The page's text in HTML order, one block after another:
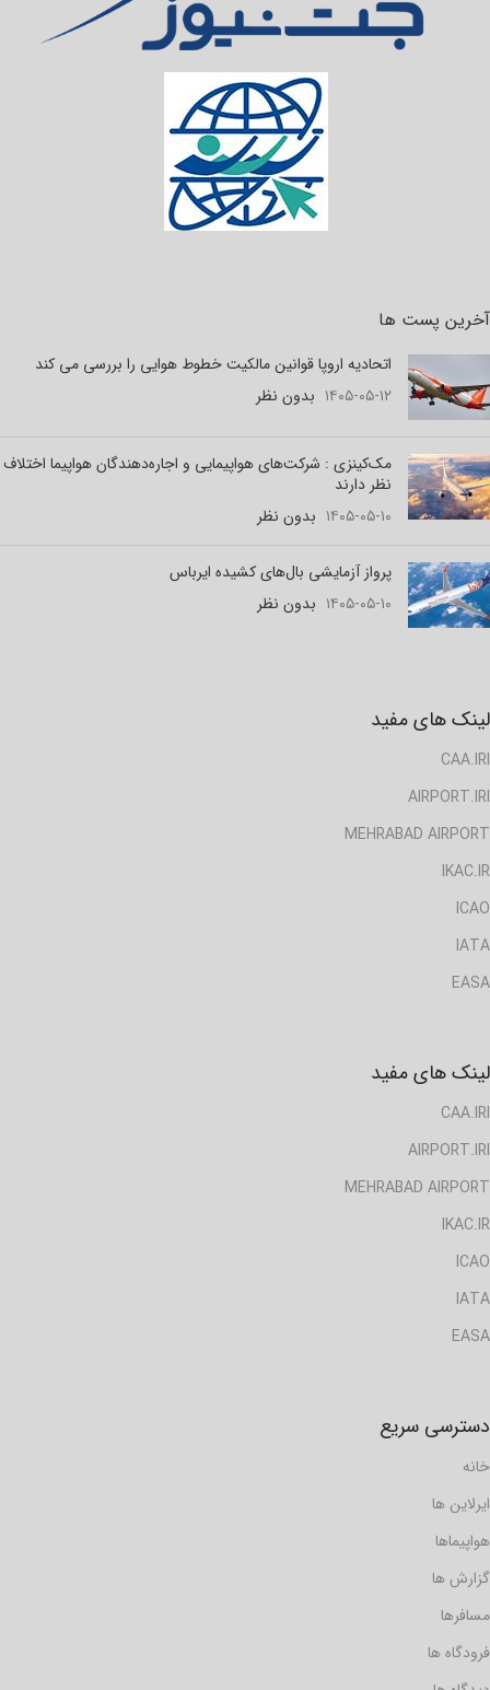
آخرین پست ها
اتحادیه اروپا قوانین مالکیت خطوط هوایی را بررسی می کند
۱۴۰۵-۰۵-۱۲ بدون نظر
مک‌کینزی : شرکت‌های هواپیمایی و اجاره‌دهندگان هواپیما اختلاف
نظر دارند
۱۴۰۵-۰۵-۱۰ بدون نظر
پرواز آزمایشی بال‌های کشیده ایرباس
۱۴۰۵-۰۵-۱۰ بدون نظر
لینک های مفید
CAA.IRI
AIRPORT.IRI
MEHRABAD AIRPORT
IKAC.IR
ICAO
IATA
EASA
لینک های مفید
CAA.IRI
AIRPORT.IRI
MEHRABAD AIRPORT
IKAC.IR
ICAO
IATA
EASA
دسترسی سریع
خانه
ایرلاین ها
هواپیماها
گزارش ها
مسافرها
فرودگاه ها